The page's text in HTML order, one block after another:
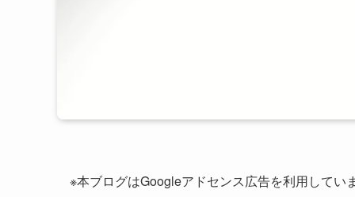
※本ブログはGoogleアドセンス広告を利用してい